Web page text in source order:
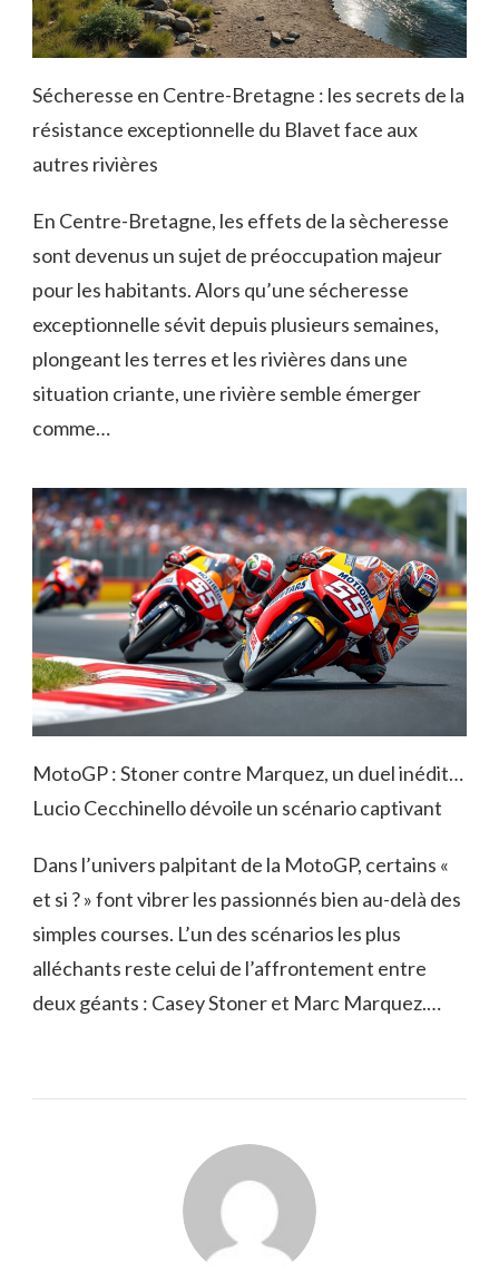
Sécheresse en Centre-Bretagne : les secrets de la
résistance exceptionnelle du Blavet face aux
autres rivières
En Centre-Bretagne, les effets de la sècheresse
sont devenus un sujet de préoccupation majeur
pour les habitants. Alors qu’une sécheresse
exceptionnelle sévit depuis plusieurs semaines,
plongeant les terres et les rivières dans une
situation criante, une rivière semble émerger
comme…
MotoGP : Stoner contre Marquez, un duel inédit…
Lucio Cecchinello dévoile un scénario captivant
Dans l’univers palpitant de la MotoGP, certains «
et si ? » font vibrer les passionnés bien au-delà des
simples courses. L’un des scénarios les plus
alléchants reste celui de l’affrontement entre
deux géants : Casey Stoner et Marc Marquez.…